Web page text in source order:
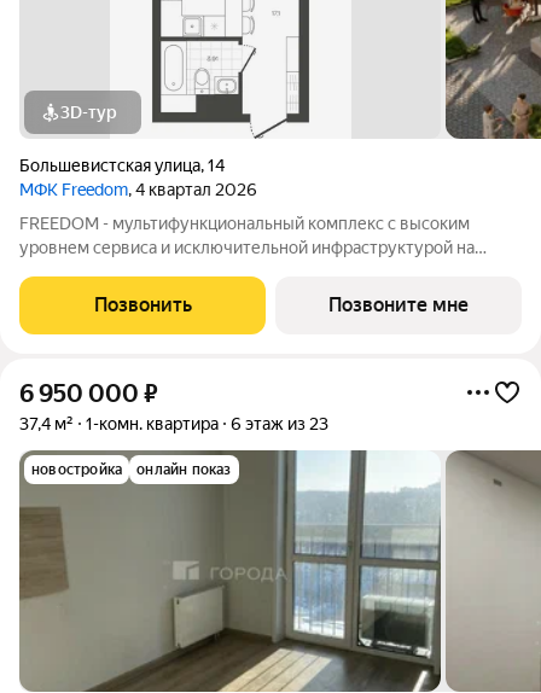
3D-тур
Большевистская улица,14
МФК Freedom, 4 квартал 2026
FREEDOM - мультифункциональный комплекс с высоким
уровнем сервиса и исключительной инфраструктурой на
комплекса позволяет вести жизнь и работу просто
перемещаясь на лифте. В комплексе предусмотрены:
Позвонить Позвоните мне
6 950 000 ₽
37,4 м² 1-комн. квартира 6 этаж из 23
новостройка онлайн показ